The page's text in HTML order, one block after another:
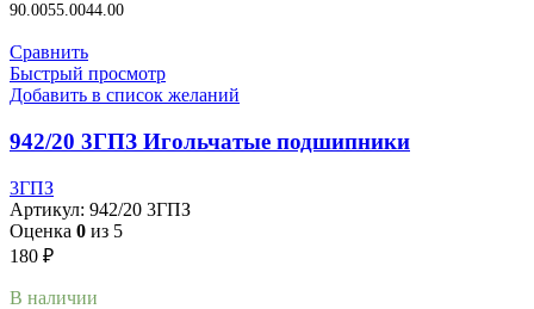
90.0055.0044.00
Сравнить
Быстрый просмотр
Добавить в список желаний
942/20 3ГПЗ Игольчатые подшипники
3ГПЗ
Артикул: 942/20 3ГПЗ
Оценка 0 из 5
180 ₽
В наличии